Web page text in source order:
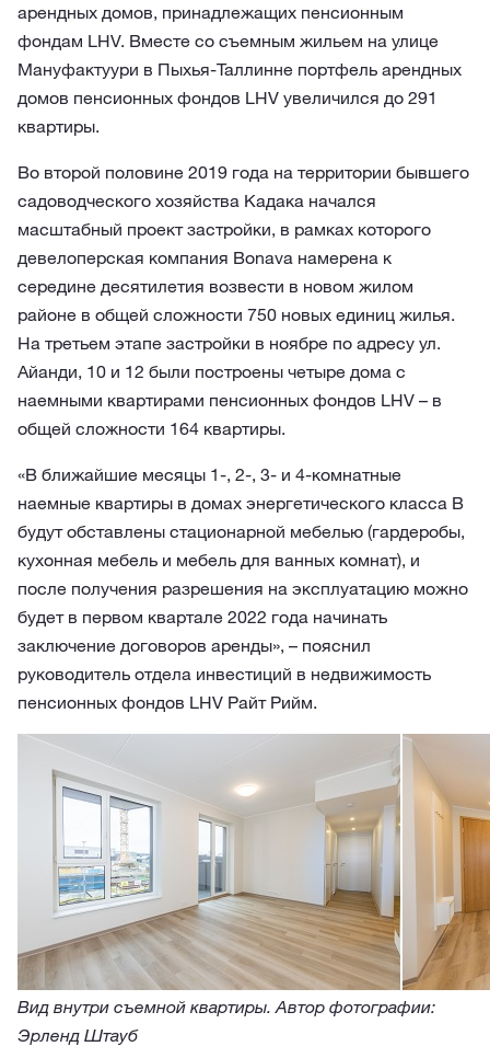
арендных домов, принадлежащих пенсионным
фондам LHV. Вместе со съемным жильем на улице
Мануфактуури в Пыхья-Таллинне портфель арендных
домов пенсионных фондов LHV увеличился до 291
квартиры.
Во второй половине 2019 года на территории бывшего
садоводческого хозяйства Кадака начался
масштабный проект застройки, в рамках которого
девелоперская компания Bonava намерена к
середине десятилетия возвести в новом жилом
районе в общей сложности 750 новых единиц жилья.
На третьем этапе застройки в ноябре по адресу ул.
Айанди, 10 и 12 были построены четыре дома с
наемными квартирами пенсионных фондов LHV – в
общей сложности 164 квартиры.
«В ближайшие месяцы 1-, 2-, 3- и 4-комнатные
наемные квартиры в домах энергетического класса В
будут обставлены стационарной мебелью (гардеробы,
кухонная мебель и мебель для ванных комнат), и
после получения разрешения на эксплуатацию можно
будет в первом квартале 2022 года начинать
заключение договоров аренды», – пояснил
руководитель отдела инвестиций в недвижимость
пенсионных фондов LHV Райт Рийм.
Вид внутри съемной квартиры. Автор фотографии:
Эрленд Штауб